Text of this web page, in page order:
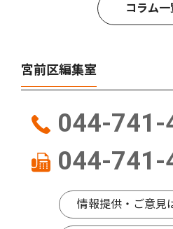
コラム一
宮前区編集室
044-741-
044-741-
情報提供・ご意見